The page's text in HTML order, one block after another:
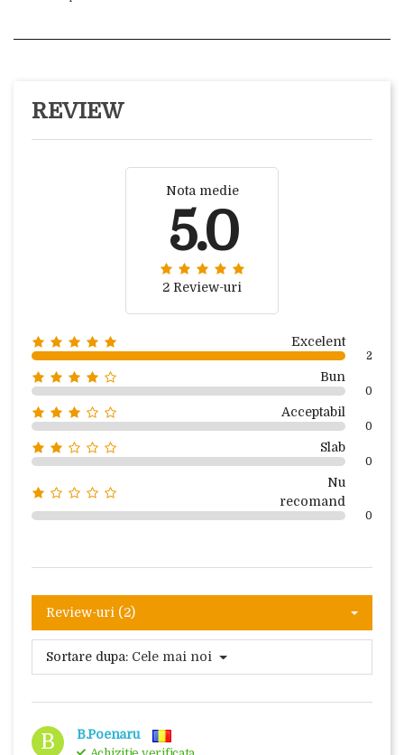
REVIEW
Nota medie
5.0
2 Review-uri
Excelent
2
Bun
0
Acceptabil
0
Slab
0
Nu
recomand
0
Review-uri (2)
Sortare dupa: Cele mai noi
B B.Poenaru